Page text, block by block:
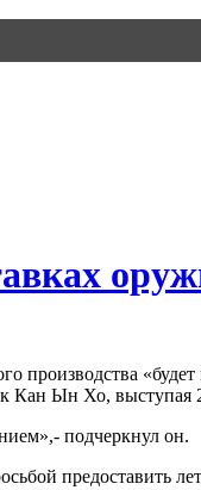
производства
Кан Ын Хо, выступая
подчеркнул он.
предоставить